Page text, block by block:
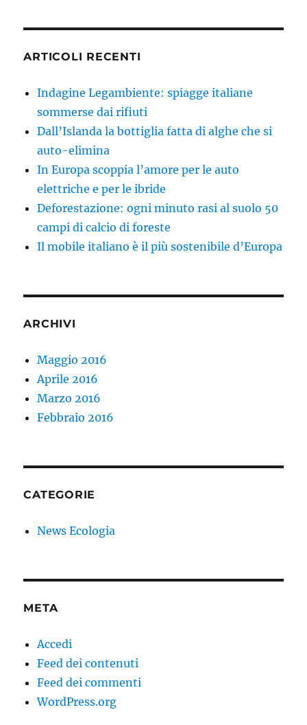
ARTICOLI RECENTI
Indagine Legambiente: spiagge italiane
sommerse dai rifiuti
Dall’Islanda la bottiglia fatta di alghe che si
auto-elimina
In Europa scoppia l’amore per le auto
elettriche e per le ibride
Deforestazione: ogni minuto rasi al suolo 50
campi di calcio di foreste
Il mobile italiano è il più sostenibile d’Europa
ARCHIVI
Maggio 2016
Aprile 2016
Marzo 2016
Febbraio 2016
CATEGORIE
News Ecologia
META
Accedi
Feed dei contenuti
Feed dei commenti
WordPress.org